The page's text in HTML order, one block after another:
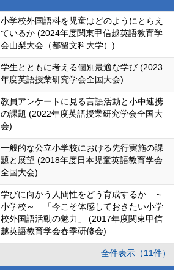
小学校外国語科を児童はどのようにとらえ
ているか (2024年度関東甲信越英語教育学
会山梨大会（都留文科大学）)
学生とともに考える個別最適な学び (2023
年度英語授業研究学会全国大会)
教員アンケートに見る言語活動と小中連携
の課題 (2022年度英語授業研究学会全国大
会)
一般的な公立小学校における先行実施の課
題と展望 (2018年度日本児童英語教育学会
全国大会)
学びに向かう人間性をどう育成するか ～
小学校～ 「今こそ体感しておきたい小学
校外国語活動の魅力」 (2017年度関東甲信
越英語教育学会春季研修会)
全件表示（11件）